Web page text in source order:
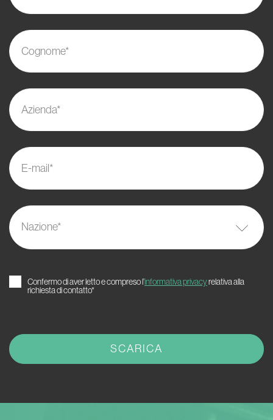
Cognome*
Azienda*
E-mail*
Nazione*
Confermo di aver letto e compreso l’informativa privacyrelativa alla
richiesta di contatto*